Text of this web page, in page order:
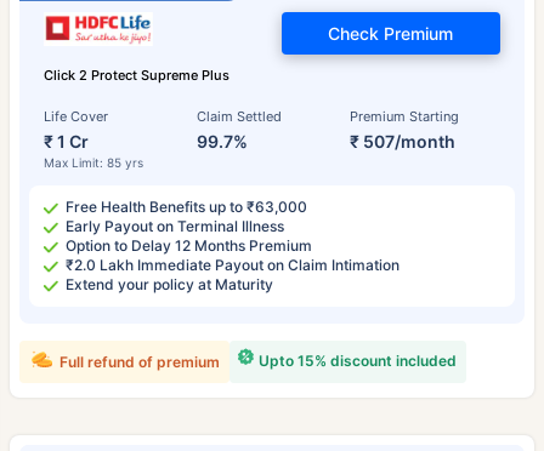
Click 2 Protect Supreme Plus
Life Cover
₹ 1 Cr
Max Limit: 85 yrs
Claim Settled
99.7%
Premium Starting
₹ 507/month
Check Premium
Free Health Benefits up to ₹63,000
Early Payout on Terminal Illness
Option to Delay 12 Months Premium
₹2.0 Lakh Immediate Payout on Claim Intimation
Extend your policy at Maturity
Upto 15% discount included
Full refund of premium